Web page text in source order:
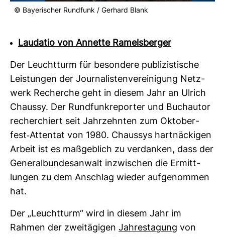
© Baye­ri­scher Rund­funk / Ger­hard Blank
Laudatio von Annette Ramelsberger
Der Leucht­turm für beson­dere publi­zis­ti­sche
Leis­tungen der Jour­na­lis­ten­ver­ei­ni­gung Netz­
werk Recherche geht in diesem Jahr an Ulrich
Chaussy. Der Rund­funk­re­porter und Buch­autor
recher­chiert seit Jahr­zehnten zum Okto­ber­
fest-​Attentat von 1980. Chaussys hart­nä­ckigen
Arbeit ist es maß­geb­lich zu ver­danken, dass der
Gene­ral­bun­des­an­walt inzwi­schen die Ermitt­
lungen zu dem Anschlag wieder auf­ge­nommen
hat.
Der „Leucht­turm“ wird in diesem Jahr im
Rahmen der zwei­tä­gigen Jah­res­ta­gung von